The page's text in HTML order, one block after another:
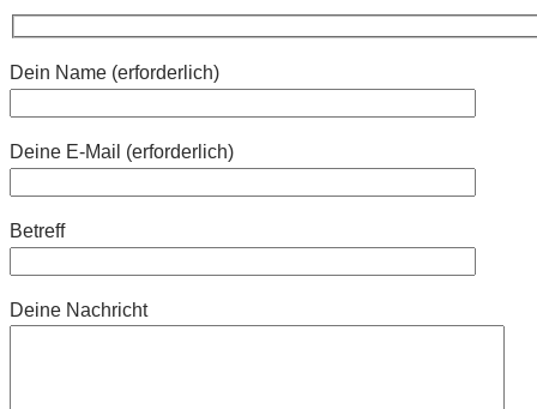
Dein Name (erforderlich)
Deine E-Mail (erforderlich)
Betreff
Deine Nachricht